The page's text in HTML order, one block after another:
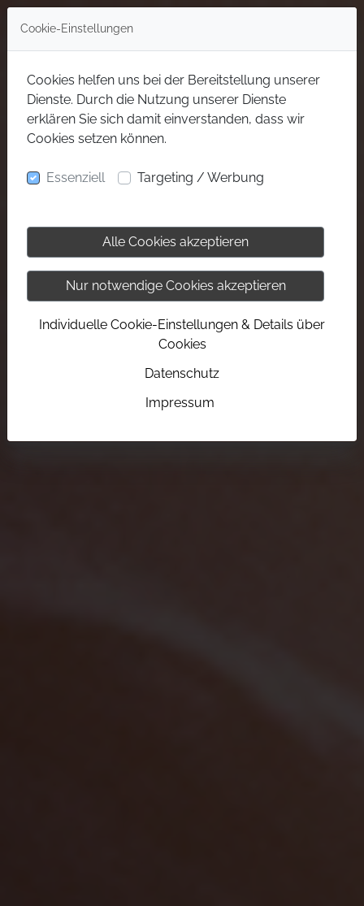
Cookie-Einstellungen
Cookies helfen uns bei der Bereitstellung unserer
Dienste. Durch die Nutzung unserer Dienste
erklären Sie sich damit einverstanden, dass wir
Cookies setzen können.
Essenziell Targeting / Werbung
Alle Cookies akzeptieren
Nur notwendige Cookies akzeptieren
Individuelle Cookie-Einstellungen & Details über
Cookies
Datenschutz
Impressum